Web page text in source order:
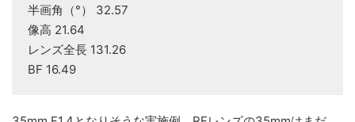
半画角（°） 32.57
像高 21.64
レンズ全長 131.26
BF 16.49